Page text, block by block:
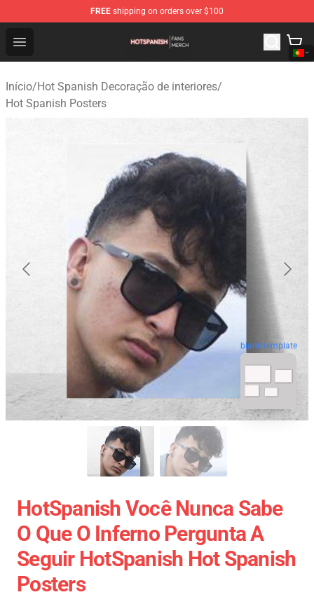
FREE shipping on orders over $100
Open menu
Hot Spanish Shop - Official Hot Spanish Merchandise
Início/Hot Spanish Decoração de interiores/
Hot Spanish Posters
blank template
HotSpanish Você Nunca Sabe
O Que O Inferno Pergunta A
Seguir HotSpanish Hot Spanish
Posters